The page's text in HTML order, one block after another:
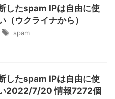
したspam IPは自由に使
（ウクライナから）
spam
したspam IPは自由に使
2022/7/20 情報7272個